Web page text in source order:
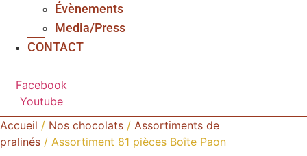
Évènements
Media/Press
CONTACT
Facebook
Youtube
Accueil / Nos chocolats / Assortiments de
pralinés / Assortiment 81 pièces Boîte Paon